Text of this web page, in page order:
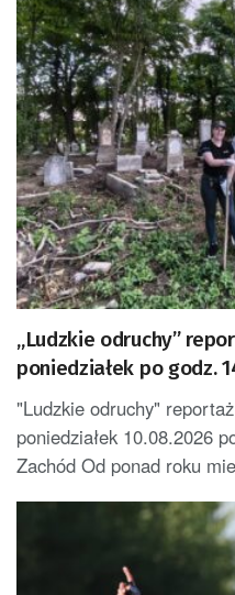
„Ludzkie odruchy”
poniedziałek po godz.
"Ludzkie odruchy"
poniedziałek 10.08.2026
Zachód Od ponad roku